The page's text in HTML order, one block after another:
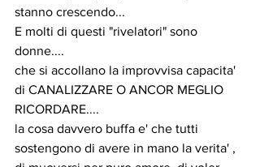
stanno crescendo...
E molti di questi "rivelatori" sono
donne....
che si accollano la improvvisa capacita'
di CANALIZZARE O ANCOR MEGLIO
RICORDARE....
la cosa davvero buffa e' che tutti
sostengono di avere in mano la verita' ,